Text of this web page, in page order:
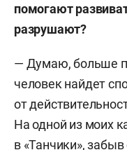
помогают
разрушают?
— Думаю, больше
человек найдет
от
На одной из моих
в «Танчики»,